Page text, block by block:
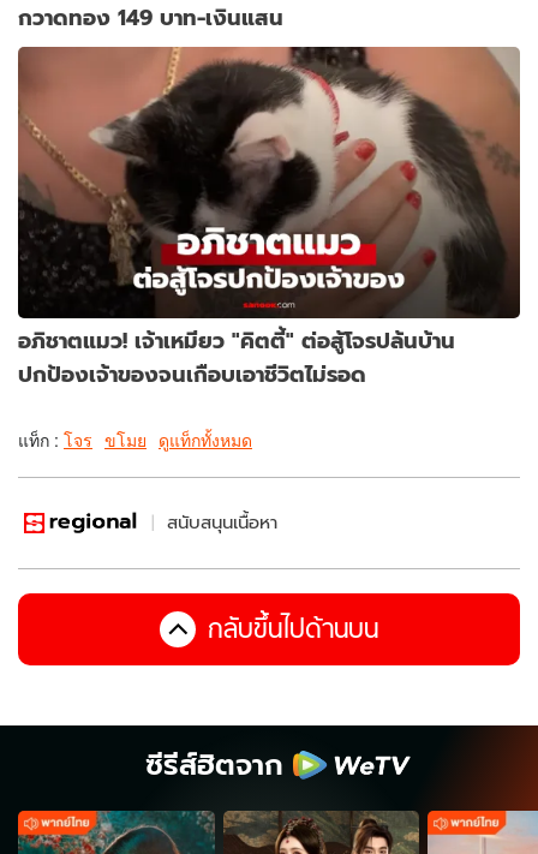
กวาดทอง 149 บาท-เงินแสน
อภิชาตแมว! เจ้าเหมียว "คิตตี้" ต่อสู้โจรปล้นบ้าน
ปกป้องเจ้าของจนเกือบเอาชีวิตไม่รอด
แท็ก : โจร ขโมย ดูแท็กทั้งหมด
สนับสนุนเนื้อหา
กลับขึ้นไปด้านบน
ซีรีส์ฮิตจาก